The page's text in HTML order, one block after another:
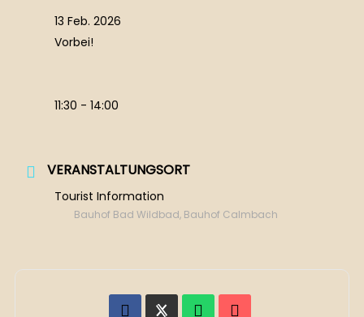
13 Feb. 2026
Vorbei!
11:30 - 14:00
VERANSTALTUNGSORT
Tourist Information
Bauhof Bad Wildbad, Bauhof Calmbach